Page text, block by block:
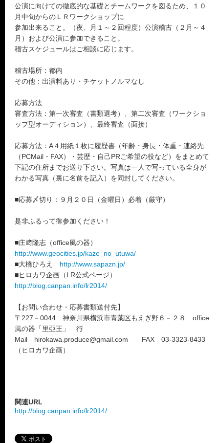
公演に向けての徹底的な基礎とチームワークを図るため、１０
月中旬からのＬＲワークショップに
参加出来ること。（夜、月１～２回程度）公演稽古（２月～４
月）および公演に参加できること。
稽古スケジュールはご相談に応じます。
稽古場所：都内
その他：出演料あり・チケットノルマなし
応募方法
審査方法：第一次審査（書類選考）、第二次審査（ワークショ
ップ型オーディション）、最終審査（面接）
応募方法：A４用紙１枚に履歴書（年齢・身長・体重・連絡先
（PCMail・FAX）・芸歴・自己PRご希望の役など）をまとめて
下記の住所までお送り下さい。写真は一人で写っている全身が
わかる写真（裏に名前を記入）を同封してください。
■応募〆切り：９月２０日（金曜日）必着（厳守）
是非ふるって御参加ください！
■庄﨑隆志（office風の器）
http://www.geocities.jp/kaze_no_utuwa/
■大橋ひろえ http://www.sapazn.jp/
■ヒロカワ企画（LR公式ページ）
http://blog.canpan.info/lr2014/
【お問い合わせ・応募書類送付先】
〒227－0044 神奈川県横浜市青葉区もえぎ野６－２８ office
風の器「里亞王」 行
Mail hirokawa.produce@gmail.com FAX 03-3323-8433
（ヒロカワ企画）
関連URL
http://blog.canpan.info/lr2014/